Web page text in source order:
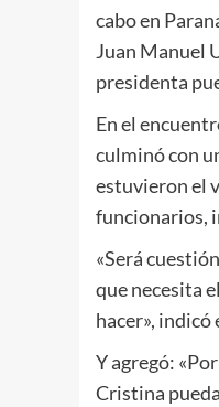
cabo en
Juan Manuel
presidenta
En el
culminó con
estuvieron el
funcionarios,
«Será
que necesita
hacer», indicó
Y agregó:
Cristina